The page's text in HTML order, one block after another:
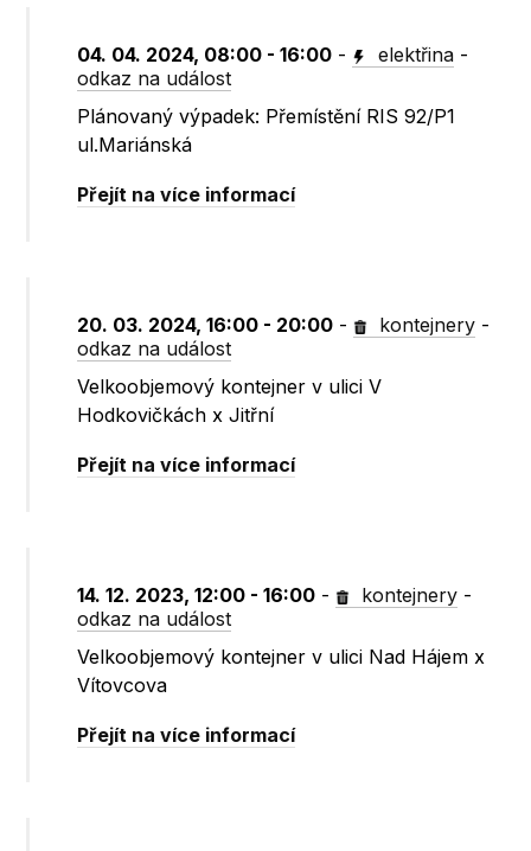
04. 04. 2024, 08:00 - 16:00 - elektřina -
odkaz na událost
Plánovaný výpadek: Přemístění RIS 92/P1
ul.Mariánská
Přejít na více informací
20. 03. 2024, 16:00 - 20:00 - kontejnery -
odkaz na událost
Velkoobjemový kontejner v ulici V
Hodkovičkách x Jitřní
Přejít na více informací
14. 12. 2023, 12:00 - 16:00 - kontejnery -
odkaz na událost
Velkoobjemový kontejner v ulici Nad Hájem x
Vítovcova
Přejít na více informací